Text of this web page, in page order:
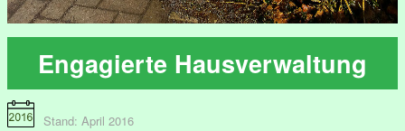
Engagierte Hausverwaltung
Stand: April 2016